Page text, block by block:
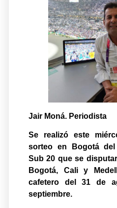
Jair Moná. Periodista
Se realizó este
sorteo en Bogotá del
Sub 20 que se
Bogotá, Cali y
cafetero del 31 de
septiembre.